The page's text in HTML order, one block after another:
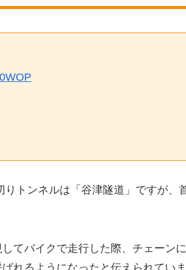
トンネルは「谷津隧道」ですが、
てバイクで走行した際、チェーン
れるようになったと伝えられていま